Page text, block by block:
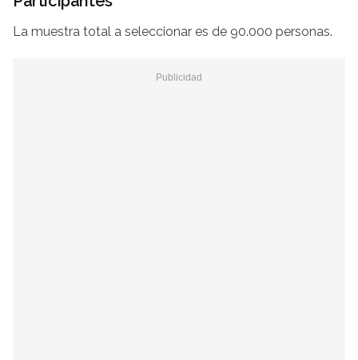
La muestra total a seleccionar es de 90.000 personas.